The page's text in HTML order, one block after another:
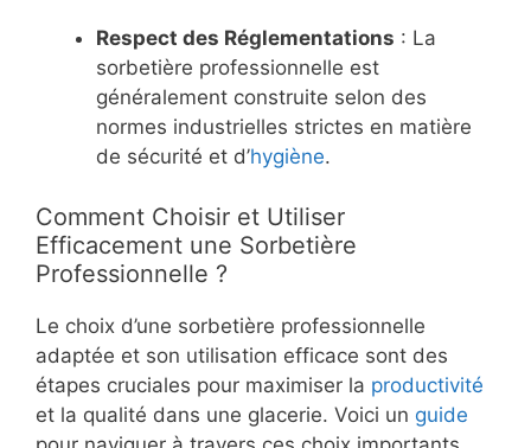
Respect des Réglementations : La
sorbetière professionnelle est
généralement construite selon des
normes industrielles strictes en matière
de sécurité et d’hygiène.
Comment Choisir et Utiliser
Efficacement une Sorbetière
Professionnelle ?
Le choix d’une sorbetière professionnelle
adaptée et son utilisation efficace sont des
étapes cruciales pour maximiser la productivité
et la qualité dans une glacerie. Voici un guide